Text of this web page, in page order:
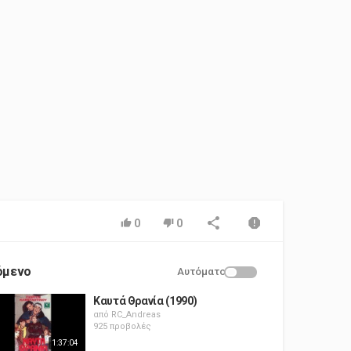
0 0
Αυτόματο
1:37:04
Καυτά Θρανία (1990)
από RC_Andreas
925 προβολές